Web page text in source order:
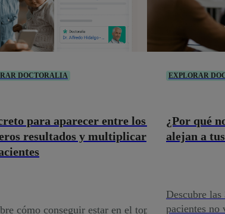
DOCTORALIA
para aparecer entre los 3
resultados y multiplicar
cómo conseguir estar en el top
EXPLORAR
¿Por qué
alejan a
Descubre
pacientes no